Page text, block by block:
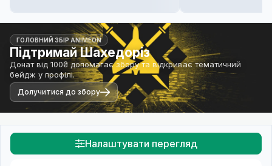
ГОЛОВНИЙ ЗБІР ANIMEON
Підтримай Шахедоріз
Донат від 100₴ допомагає збору та відкриває тематичний
бейдж у профілі.
Долучитися до збору
Налаштувати перегляд